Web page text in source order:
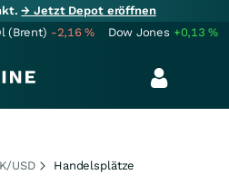
→ Jetzt Depot eröffnen
(Brent) -2,16% Dow Jones +0,13%
USD Handelsplätze